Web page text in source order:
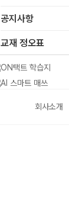
공지사항
교재 정오표
회사소개